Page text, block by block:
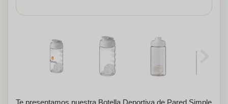
Te presentamos nuestra Botella Deportiva de Pared Simple